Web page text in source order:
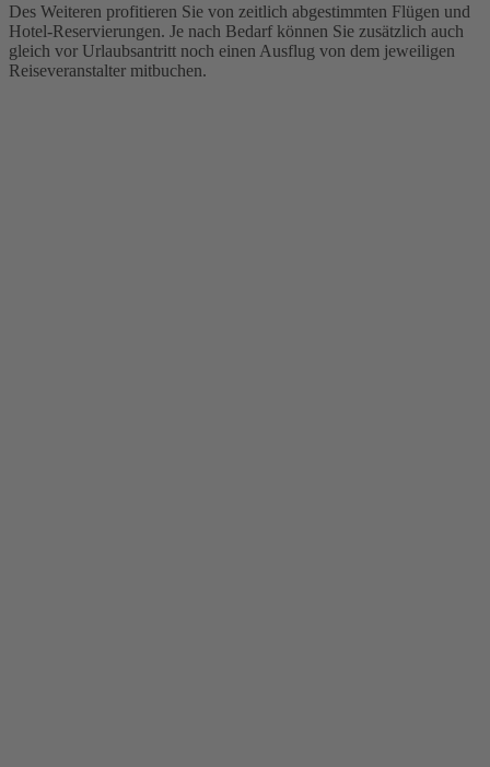
Des Weiteren profitieren Sie von zeitlich abgestimmten Flügen und
Hotel-Reservierungen. Je nach Bedarf können Sie zusätzlich auch
gleich vor Urlaubsantritt noch einen Ausflug von dem jeweiligen
Reiseveranstalter mitbuchen.